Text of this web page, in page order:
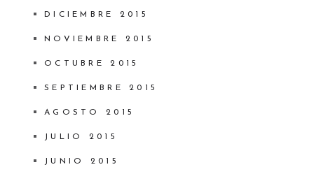
DICIEMBRE 2015
NOVIEMBRE 2015
OCTUBRE 2015
SEPTIEMBRE 2015
AGOSTO 2015
JULIO 2015
JUNIO 2015